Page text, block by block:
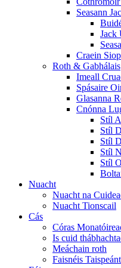
Seasann
Jack
Craein
Roth & Gabhálais
Imeall
Spásaire
Glasanna
Cnónna
Stíl
Stíl
Stíl
Stíl
Stíl
Nuacht
Nuacht na
Nuacht Tionscail
Cás
Córas
Is cuid
Meáchain roth
Faisnéis